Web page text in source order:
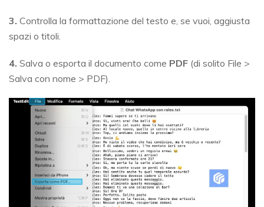
3. Controlla la formattazione del testo e, se vuoi, aggiusta
spazi o titoli.
4. Salva o esporta il documento come PDF (di solito File >
Salva con nome > PDF).